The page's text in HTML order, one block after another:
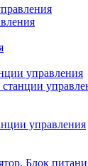
управления
управления
Блок